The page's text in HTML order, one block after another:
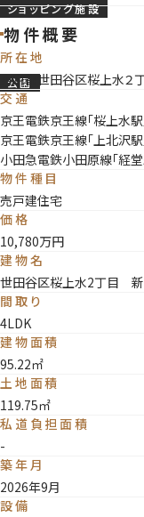
ショッピング施設
公園
物件概要
所在地
東京都世田谷区桜上水２
交通
京王電鉄京王線「桜上水
京王電鉄京王線「上北沢
小田急電鉄小田原線「経
物件種目
売戸建住宅
価格
10,780万円
建物名
世田谷区桜上水2丁目
間取り
4LDK
建物面積
95.22㎡
土地面積
119.75㎡
私道負担面積
-
築年月
2026年9月
設備
くなり